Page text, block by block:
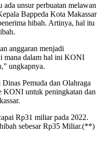
ada unsur perbuatan melawan
Bappeda Kota Makassar
hibah. Artinya, hal itu
anggaran menjadi
mana dalam hal ini KONI
ungkapnya.
Pemuda dan Olahraga
KONI untuk peningkatan dan
Rp31 miliar pada 2022.
sebesar Rp35 Miliar.(**)